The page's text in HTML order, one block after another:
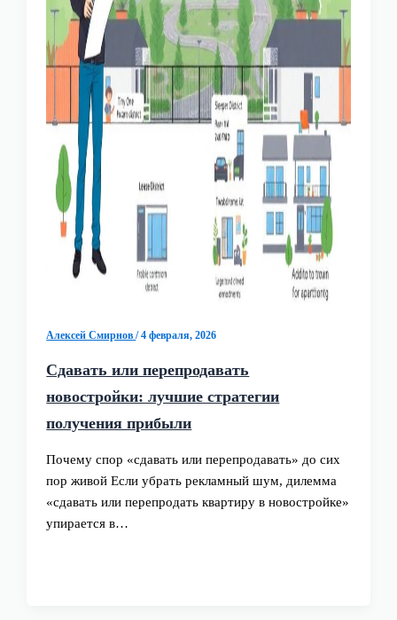
Алексей Смирнов/4 февраля, 2026
Сдавать или перепродавать
новостройки: лучшие стратегии
получения прибыли
Почему спор «сдавать или перепродавать» до сих
пор живой Если убрать рекламный шум, дилемма
«сдавать или перепродать квартиру в новостройке»
упирается в…